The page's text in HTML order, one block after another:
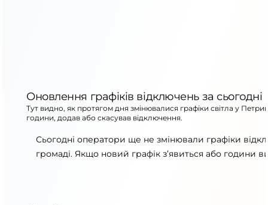
Оновлення графіків відключень за сьогодні
Тут видно, як протягом дня змінювалися графіки світла у
години, додав або скасував відключення.
Сьогодні оператори ще не змінювали графіки
громаді. Якщо новий графік з’явиться або години